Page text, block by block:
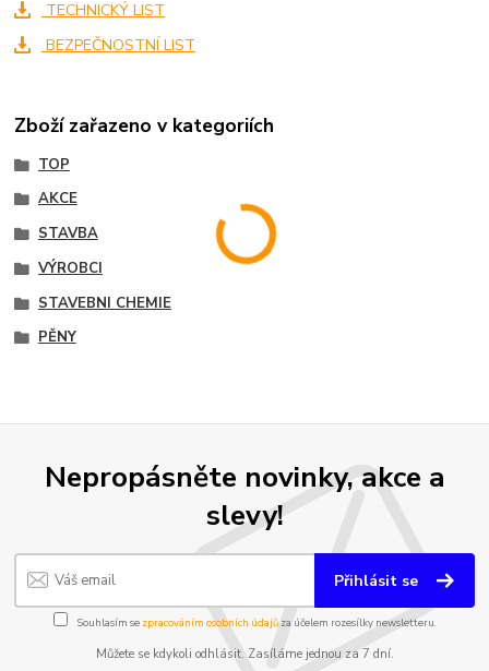
TECHNICKÝ LIST
BEZPEČNOSTNÍ LIST
Zboží zařazeno v kategoriích
TOP
AKCE
STAVBA
VÝROBCI
STAVEBNI CHEMIE
PĚNY
Nepropásněte novinky, akce a
slevy!
Přihlásit se
Souhlasím se zpracováním osobních údajůza účelem rozesílky newsletteru.
Můžete se kdykoli odhlásit. Zasíláme jednou za 7 dní.